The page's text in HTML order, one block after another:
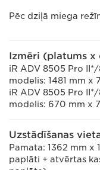
Pēc dziļā miega
Izmēri (platums x
iR ADV 8505 Pro
modelis: 1481 mm x
iR ADV 8505 Pro
modelis: 670 mm x
Uzstādīšanas
Pamata: 1362 mm x
paplāti + atvērtas